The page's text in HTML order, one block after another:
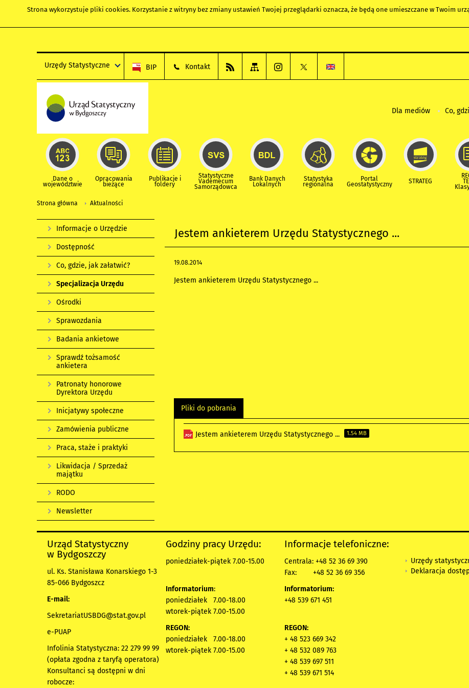
Strona wykorzystuje pliki cookies. Korzystanie z witryny bez zmiany ustawień Twojej przeglądarki oznacza, że będą one umieszczane w Twoim
Urzędy Statystyczne BIP Kontakt
Dla mediów Co,
Dane o
województwie
Opracowania
bieżące
Publikacje i
foldery
Statystyczne
Vademecum
Samorządowca
Bank Danych
Lokalnych
Statystyka
regionalna
Portal
Geostatystyczny STRATEG
Strona główna Aktualności
Jestem ankieterem Urzędu Statystycznego ...
19.08.2014
Jestem ankieterem Urzędu Statystycznego ...
Pliki do pobrania
Jestem ankieterem Urzędu Statystycznego ... 1.54 MB
Informacje o Urzędzie
Dostępność
Co, gdzie, jak załatwić?
Specjalizacja Urzędu
Ośrodki
Sprawozdania
Badania ankietowe
Sprawdź tożsamość
ankietera
Patronaty honorowe
Dyrektora Urzędu
Inicjatywy społeczne
Zamówienia publiczne
Praca, staże i praktyki
Likwidacja / Sprzedaż
majątku
RODO
Newsletter
Urząd Statystyczny
w Bydgoszczy
ul. Ks. Stanisława Konarskiego 1-3
85-066 Bydgoszcz
E-mail:
SekretariatUSBDG@stat.gov.pl
e-PUAP
Infolinia Statystyczna: 22 279 99 99
(opłata zgodna z taryfą operatora)
Konsultanci są dostępni w dni
robocze:
Godziny pracy Urzędu:
poniedziałek-piątek 7.00-15.00
Informatorium:
poniedziałek 7.00-18.00
wtorek-piątek 7.00-15.00
REGON:
poniedziałek 7.00-18.00
wtorek-piątek 7.00-15.00
Informacje telefoniczne:
Centrala: +48 52 36 69 390
Fax:
+48 52 36 69 356
Informatorium:
+48 539 671 451
REGON:
+ 48 523 669 342
+ 48 532 089 763
+ 48 539 697 511
+ 48 539 671 514
Urzędy
Deklaracja